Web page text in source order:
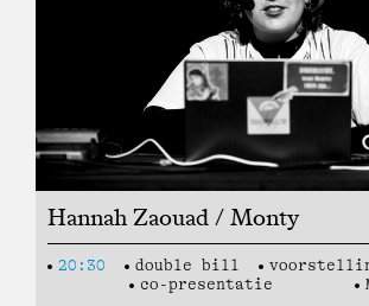
Hannah Zaouad / Monty
20:30 double bill
co-presentatie